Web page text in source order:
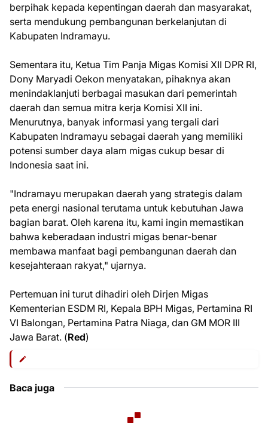
berpihak kepada kepentingan daerah dan masyarakat,
serta mendukung pembangunan berkelanjutan di
Kabupaten Indramayu.
Sementara itu, Ketua Tim Panja Migas Komisi XII DPR RI,
Dony Maryadi Oekon menyatakan, pihaknya akan
menindaklanjuti berbagai masukan dari pemerintah
daerah dan semua mitra kerja Komisi XII ini.
Menurutnya, banyak informasi yang tergali dari
Kabupaten Indramayu sebagai daerah yang memiliki
potensi sumber daya alam migas cukup besar di
Indonesia saat ini.
"Indramayu merupakan daerah yang strategis dalam
peta energi nasional terutama untuk kebutuhan Jawa
bagian barat. Oleh karena itu, kami ingin memastikan
bahwa keberadaan industri migas benar-benar
membawa manfaat bagi pembangunan daerah dan
kesejahteraan rakyat," ujarnya.
Pertemuan ini turut dihadiri oleh Dirjen Migas
Kementerian ESDM RI, Kepala BPH Migas, Pertamina RI
VI Balongan, Pertamina Patra Niaga, dan GM MOR III
Jawa Barat. (Red)
Baca juga